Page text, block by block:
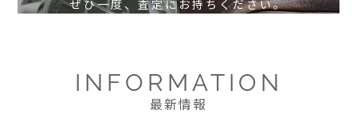
ぜひ一度、査定にお持ちください。
INFORMATION
最新情報